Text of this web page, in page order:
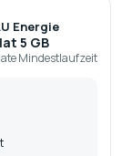
Energie
5 GB
Mindestlaufzeit